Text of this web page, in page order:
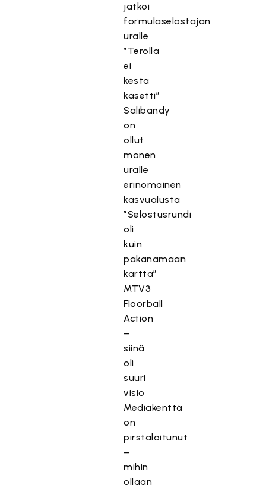
jatkoi
formulaselostajan
uralle
”Terolla
ei
kestä
kasetti”
Salibandy
on
ollut
monen
uralle
erinomainen
kasvualusta
”Selostusrundi
oli
kuin
pakanamaan
kartta”
MTV3
Floorball
Action
–
siinä
oli
suuri
visio
Mediakenttä
on
pirstaloitunut
–
mihin
ollaan